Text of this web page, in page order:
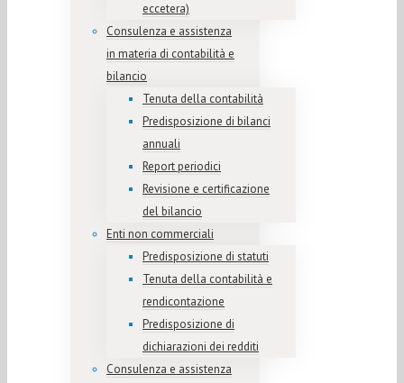
eccetera)
Consulenza e assistenza
in materia di contabilità e
bilancio
Tenuta della contabilità
Predisposizione di bilanci
annuali
Report periodici
Revisione e certificazione
del bilancio
Enti non commerciali
Predisposizione di statuti
Tenuta della contabilità e
rendicontazione
Predisposizione di
dichiarazioni dei redditi
Consulenza e assistenza